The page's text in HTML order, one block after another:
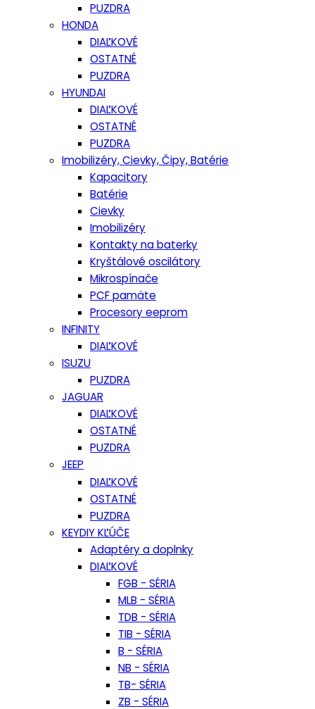
PUZDRA
HONDA
DIAĽKOVÉ
OSTATNÉ
PUZDRA
HYUNDAI
DIAĽKOVÉ
OSTATNÉ
PUZDRA
Imobilizéry, Cievky, Čipy, Batérie
Kapacitory
Batérie
Cievky
Imobilizéry
Kontakty na baterky
Kryštálové oscilátory
Mikrospínače
PCF pamäte
Procesory eeprom
INFINITY
DIAĽKOVÉ
ISUZU
PUZDRA
JAGUAR
DIAĽKOVÉ
OSTATNÉ
PUZDRA
JEEP
DIAĽKOVÉ
OSTATNÉ
PUZDRA
KEYDIY KĽÚČE
Adaptéry a doplnky
DIAĽKOVÉ
FGB - SÉRIA
MLB - SÉRIA
TDB - SÉRIA
TIB - SÉRIA
B - SÉRIA
NB - SÉRIA
TB- SÉRIA
ZB - SÉRIA